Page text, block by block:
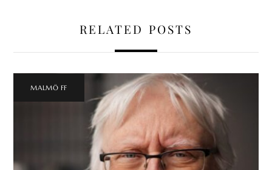
RELATED POSTS
MALMÖ FF